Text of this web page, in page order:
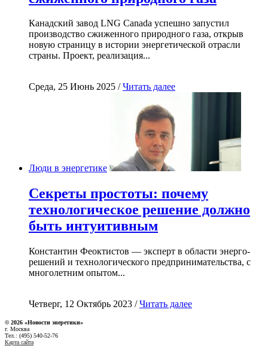
Канадский завод LNG Canada успешно запустил
производство сжиженного природного газа, открыв
новую страницу в истории энергетической отрасли
страны. Проект, реализация...
Среда, 25 Июнь 2025 /Читать далее
Люди в энергетике
Секреты простоты: почему
технологическое решение должно
быть интуитивным
Константин Феоктистов — эксперт в области энерго-
решений и технологического предпринимательства, с
многолетним опытом...
Четверг, 12 Октябрь 2023 /Читать далее
© 2026 «Новости энеретики»
г. Москва
Тел.: (495) 540-52-76
Карта сайта